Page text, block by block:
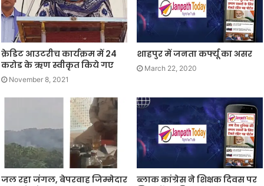
क्रेडिट आउटरीच कार्यक्रम में 24
करोड के ऋण स्वीकृत किये गए
November 8, 2021
शाहपुर में जनता कर्फ्यू का असर
March 22, 2020
जल रहा जंगल, बेपरवाह जिम्मेदार
ब्लाक कांग्रेस ने शिक्षक दिवस पर